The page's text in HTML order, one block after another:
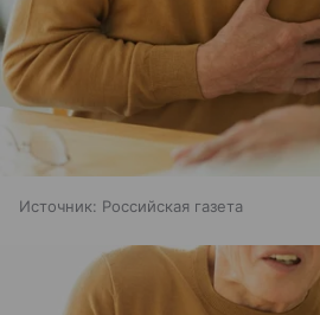
Источник: Российская газета